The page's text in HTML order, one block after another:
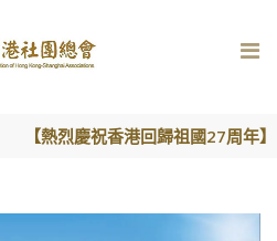
【熱烈慶祝香港回歸祖國27周年】